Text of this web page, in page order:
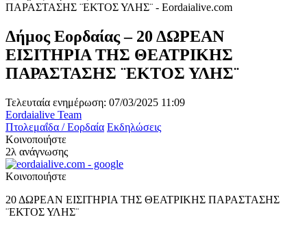
Δήμος Εορδαίας – 20 ΔΩΡΕΑΝ
ΕΙΣΙΤΗΡΙΑ ΤΗΣ ΘΕΑΤΡΙΚΗΣ
ΠΑΡΑΣΤΑΣΗΣ ¨ΕΚΤΟΣ ΥΛΗΣ¨
Τελευταία ενημέρωση: 07/03/2025 11:09
Eordaialive Team
Πτολεμαΐδα / Εορδαία Εκδηλώσεις
Κοινοποιήστε
2λ ανάγνωσης
Κοινοποιήστε
20 ΔΩΡΕΑΝ ΕΙΣΙΤΗΡΙΑ ΤΗΣ ΘΕΑΤΡΙΚΗΣ ΠΑΡΑΣΤΑΣΗΣ
¨ΕΚΤΟΣ ΥΛΗΣ¨